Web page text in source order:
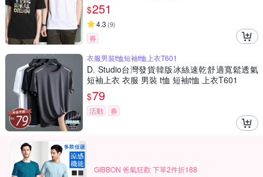
$251
4.3 (9)
券
衣服男裝t恤短袖t恤上衣T601
D. Studio台灣發貨韓版冰絲速乾舒適寬鬆透氣
短袖上衣 衣服 男裝 t恤 短袖t恤 上衣T601
$79
活動 券
GIBBON 爸氣狂歡 下單2件折188